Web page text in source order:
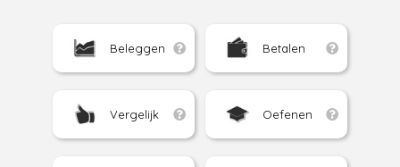
Beleggen Betalen
Vergelijk Oefenen